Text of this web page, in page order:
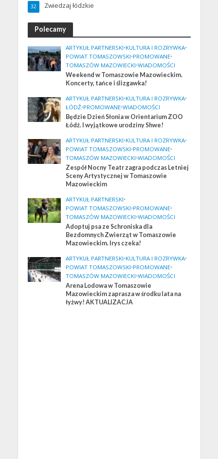
Zwiedzaj łódzkie
32
Polecamy
ARTYKUŁ PARTNERSKI•KULTURA I ROZRYWKA•
POWIAT TOMASZOWSKI•PROMOWANE•
TOMASZÓW MAZOWIECKI•WIADOMOŚCI
Weekend w Tomaszowie Mazowieckim.
Koncerty, tańce i ślizgawka!
ARTYKUŁ PARTNERSKI•KULTURA I ROZRYWKA•
ŁÓDŹ•PROMOWANE•WIADOMOŚCI
Będzie Dzień Słonia w Orientarium ZOO
Łódź. I wyjątkowe urodziny Shwe!
ARTYKUŁ PARTNERSKI•KULTURA I ROZRYWKA•
POWIAT TOMASZOWSKI•PROMOWANE•
TOMASZÓW MAZOWIECKI•WIADOMOŚCI
Zespół Nocny Teatr zagra podczas Letniej
Sceny Artystycznej w Tomaszowie
Mazowieckim
ARTYKUŁ PARTNERSKI•
POWIAT TOMASZOWSKI•PROMOWANE•
TOMASZÓW MAZOWIECKI•WIADOMOŚCI
Adoptuj psa ze Schroniska dla
Bezdomnych Zwierząt w Tomaszowie
Mazowieckim. Irys czeka!
ARTYKUŁ PARTNERSKI•KULTURA I ROZRYWKA•
POWIAT TOMASZOWSKI•PROMOWANE•
TOMASZÓW MAZOWIECKI•WIADOMOŚCI
Arena Lodowa w Tomaszowie
Mazowieckim zaprasza w środku lata na
łyżwy! AKTUALIZACJA